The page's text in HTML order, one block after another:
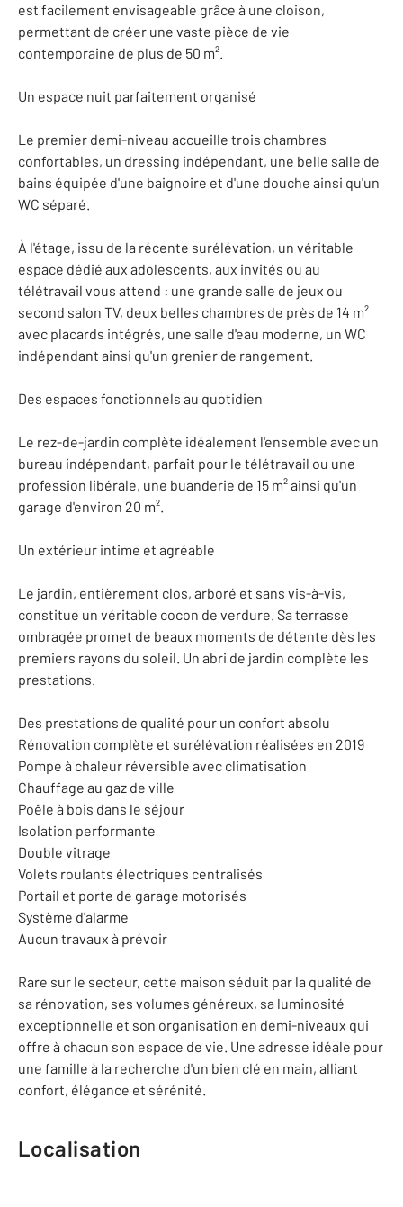
est facilement envisageable grâce à une cloison,
permettant de créer une vaste pièce de vie
contemporaine de plus de 50 m².
Un espace nuit parfaitement organisé
Le premier demi-niveau accueille trois chambres
confortables, un dressing indépendant, une belle salle de
bains équipée d'une baignoire et d'une douche ainsi qu'un
WC séparé.
À l'étage, issu de la récente surélévation, un véritable
espace dédié aux adolescents, aux invités ou au
télétravail vous attend : une grande salle de jeux ou
second salon TV, deux belles chambres de près de 14 m²
avec placards intégrés, une salle d'eau moderne, un WC
indépendant ainsi qu'un grenier de rangement.
Des espaces fonctionnels au quotidien
Le rez-de-jardin complète idéalement l'ensemble avec un
bureau indépendant, parfait pour le télétravail ou une
profession libérale, une buanderie de 15 m² ainsi qu'un
garage d'environ 20 m².
Un extérieur intime et agréable
Le jardin, entièrement clos, arboré et sans vis-à-vis,
constitue un véritable cocon de verdure. Sa terrasse
ombragée promet de beaux moments de détente dès les
premiers rayons du soleil. Un abri de jardin complète les
prestations.
Des prestations de qualité pour un confort absolu
Rénovation complète et surélévation réalisées en 2019
Pompe à chaleur réversible avec climatisation
Chauffage au gaz de ville
Poêle à bois dans le séjour
Isolation performante
Double vitrage
Volets roulants électriques centralisés
Portail et porte de garage motorisés
Système d'alarme
Aucun travaux à prévoir
Rare sur le secteur, cette maison séduit par la qualité de
sa rénovation, ses volumes généreux, sa luminosité
exceptionnelle et son organisation en demi-niveaux qui
offre à chacun son espace de vie. Une adresse idéale pour
une famille à la recherche d'un bien clé en main, alliant
confort, élégance et sérénité.
Localisation